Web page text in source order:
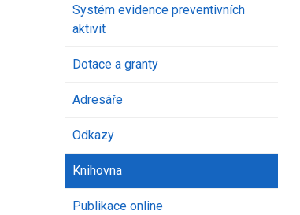
Systém evidence preventivních
aktivit
Dotace a granty
Adresáře
Odkazy
Knihovna
Publikace online